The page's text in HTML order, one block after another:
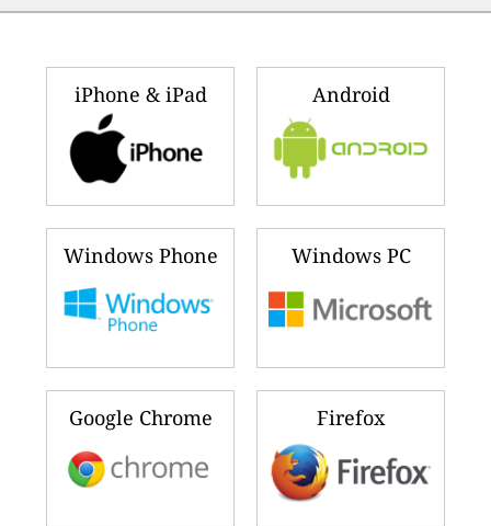
iPhone & iPad Android
Windows Phone Windows PC
Google Chrome Firefox